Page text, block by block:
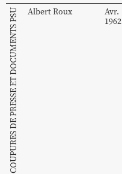
COUPURES DE PRESSE ET DOCUMENTS PSU AlbertRoux
Avr.
1962